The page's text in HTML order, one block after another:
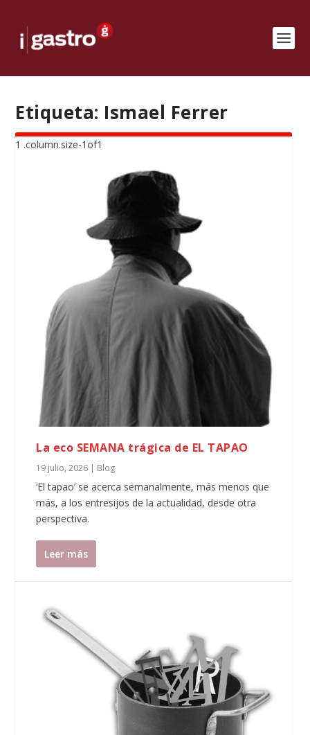
Etiqueta: Ismael Ferrer
La eco SEMANA trágica de EL TAPAO
19 julio, 2026 | Blog
‘El tapao’ se acerca semanalmente, más menos que
más, a los entresijos de la actualidad, desde otra
perspectiva.
Leer más